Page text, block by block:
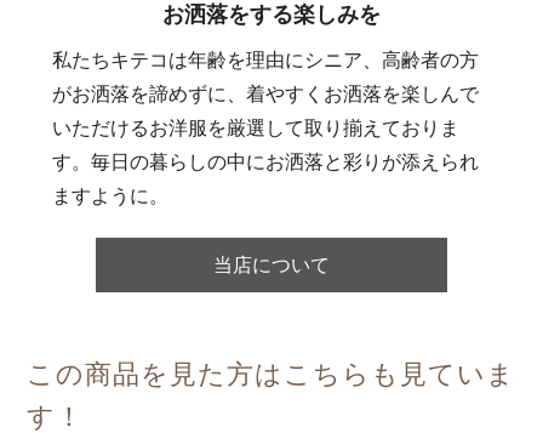
お洒落をする楽しみを
私たちキテコは年齢を理由にシニア、高齢者の方
がお洒落を諦めずに、着やすくお洒落を楽しんで
いただけるお洋服を厳選して取り揃えておりま
す。毎日の暮らしの中にお洒落と彩りが添えられ
ますように。
当店について
この商品を見た方はこちらも見ていま
す！